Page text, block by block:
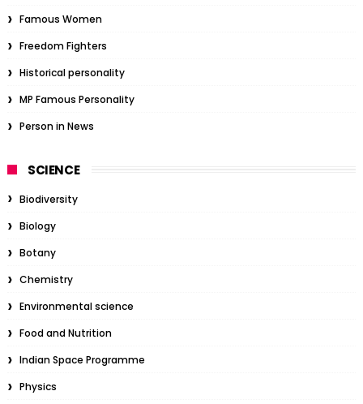
Famous Women
Freedom Fighters
Historical personality
MP Famous Personality
Person in News
SCIENCE
Biodiversity
Biology
Botany
Chemistry
Environmental science
Food and Nutrition
Indian Space Programme
Physics